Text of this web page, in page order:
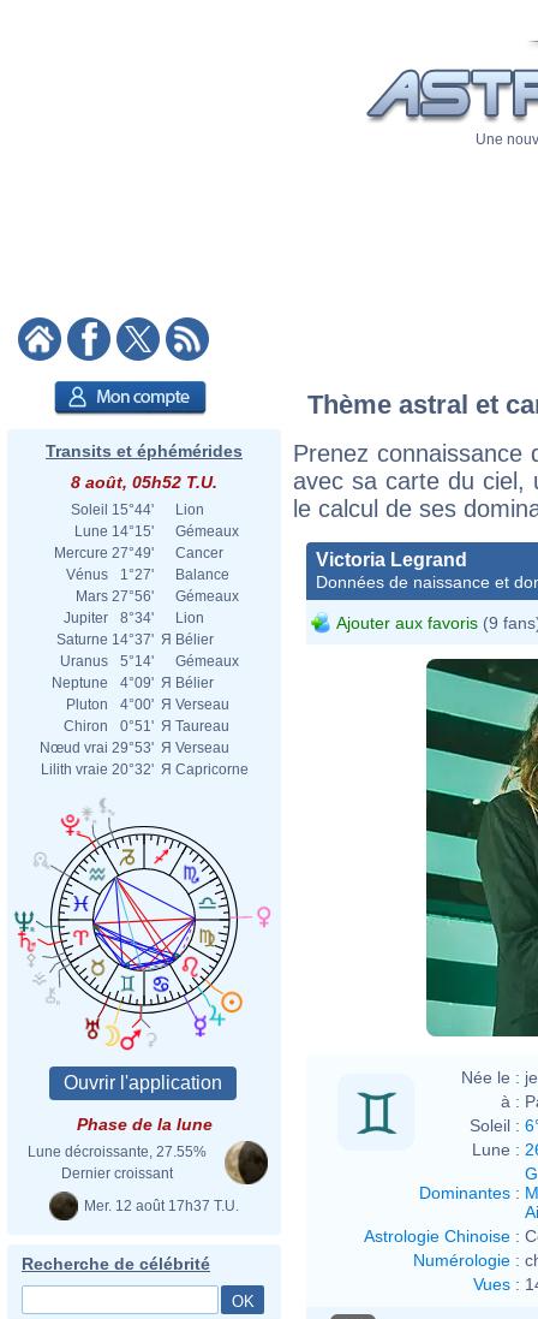
Une
Transits et éphémérides
8 août, 05h52 T.U.
Soleil 15°44'
Lion
Lune 14°15'
Gémeaux
Mercure 27°49'
Cancer
Vénus
1°27'
Balance
Mars 27°56'
Gémeaux
Jupiter
8°34'
Lion
Saturne 14°37' Я Bélier
Uranus
5°14'
Gémeaux
Neptune
4°09' Я Bélier
Pluton
4°00' Я Verseau
Chiron
0°51' Я Taureau
Nœud vrai 29°53' Я Verseau
Lilith vraie 20°32' Я Capricorne
Phase de la lune
Lune décroissante, 27.55%
Dernier croissant
Mer. 12 août 17h37 T.U.
Recherche de célébrité
Thème astral et
Prenez connaissance
avec sa carte du ciel,
le calcul de ses
Victoria Legrand
Données de naissance et
Ajouter aux favoris (9
Née le :
à :
Soleil :
Lune :
Dominantes :
Astrologie Chinoise :
Numérologie :
Vues :